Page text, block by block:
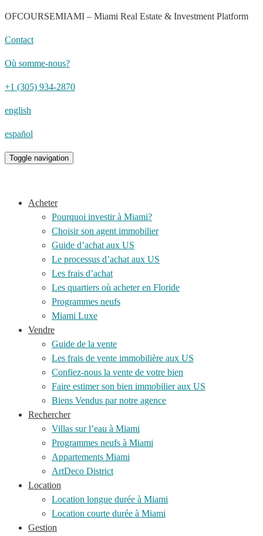
OFCOURSEMIAMI – Miami Real Estate & Investment Platform
Contact
Où somme-nous?
+1 (305) 934-2870
english
español
Toggle navigation
Acheter
Pourquoi investir à Miami?
Choisir son agent immobilier
Guide d’achat aux US
Le processus d’achat aux US
Les frais d’achat
Les quartiers où acheter en Floride
Programmes neufs
Miami Luxe
Vendre
Guide de la vente
Les frais de vente immobilière aux US
Confiez-nous la vente de votre bien
Faire estimer son bien immobilier aux US
Biens Vendus par notre agence
Rechercher
Villas sur l’eau à Miami
Programmes neufs à Miami
Appartements Miami
ArtDeco District
Location
Location longue durée à Miami
Location courte durée à Miami
Gestion